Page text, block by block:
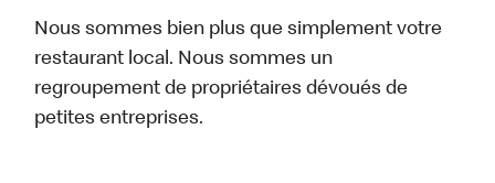
Nous sommes bien plus que simplement votre
restaurant local. Nous sommes un
regroupement de propriétaires dévoués de
petites entreprises.